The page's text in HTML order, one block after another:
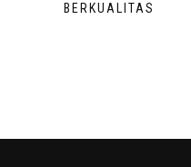
BERKUALITAS